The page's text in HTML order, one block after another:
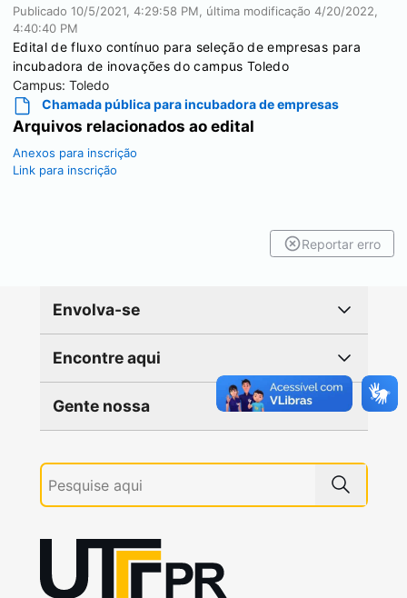
Publicado 10/5/2021, 4:29:58 PM , última modificação 4/20/2022,
4:40:40 PM
Edital de fluxo contínuo para seleção de empresas para
incubadora de inovações do campus Toledo
Campus: Toledo
Chamada pública para incubadora de empresas
Arquivos relacionados ao edital
Anexos para inscrição
Link para inscrição
Reportar erro
Envolva-se
Encontre aqui
Gente nossa